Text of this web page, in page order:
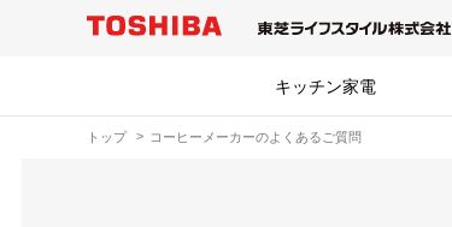
キッチン家電
トップ コーヒーメーカーのよくあるご質問